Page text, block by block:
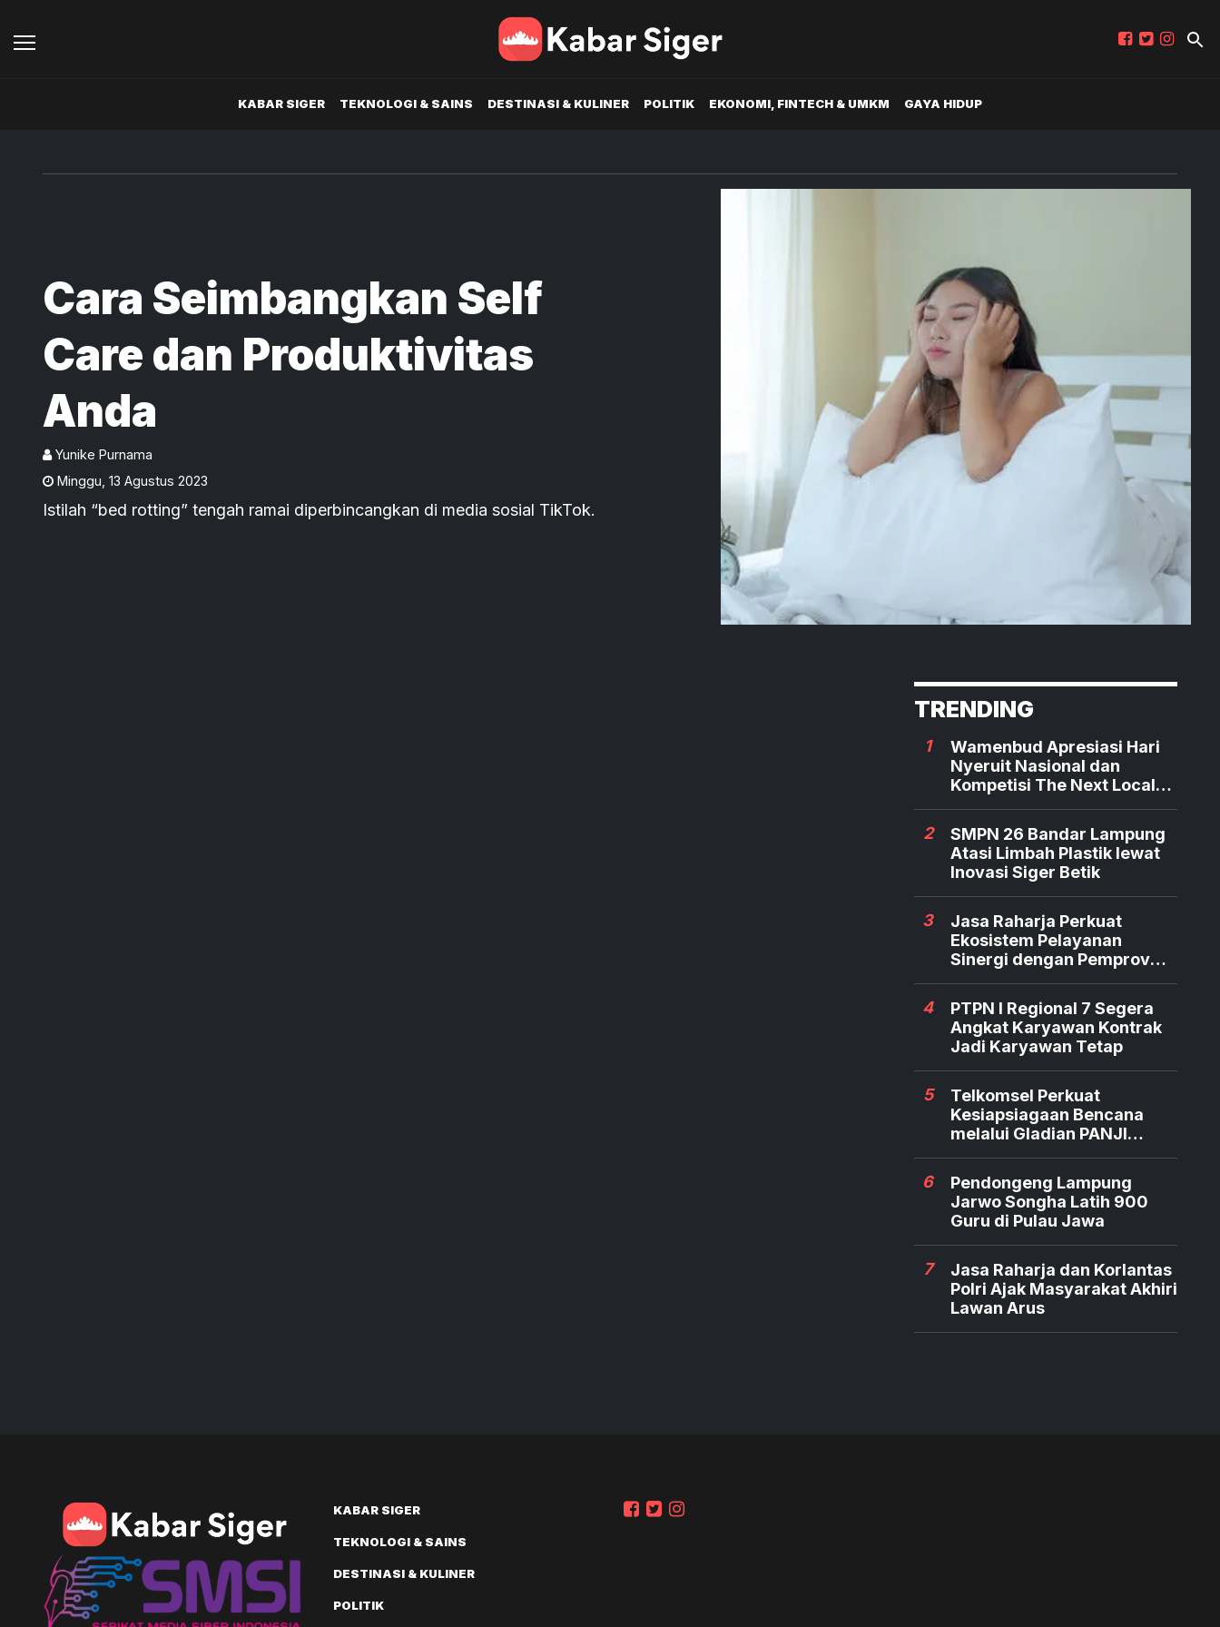
KABAR SIGER TEKNOLOGI & SAINS DESTINASI & KULINER POLITIK EKONOMI, FINTECH & UMKM GAYA HIDUP
Cara Seimbangkan Self
Care dan Produktivitas
Anda
Yunike Purnama
Minggu 13 Agustus 2023
Istilah “bed rotting” tengah ramai diperbincangkan di media sosial TikTok.
TRENDING
1
Wamenbud Apresiasi Hari
Nyeruit Nasional dan
Kompetisi The Next Local
2
SMPN 26 Bandar Lampung
Atasi Limbah Plastik lewat
Inovasi Siger Betik
3
Jasa Raharja Perkuat
Ekosistem Pelayanan
Sinergi dengan Pemprov
4
PTPN I Regional 7 Segera
Angkat Karyawan Kontrak
Jadi Karyawan Tetap
5
Telkomsel Perkuat
Kesiapsiagaan Bencana
melalui Gladian PANJI
6
Pendongeng Lampung
Jarwo Songha Latih 900
Guru di Pulau Jawa
7
Jasa Raharja dan Korlantas
Polri Ajak Masyarakat Akhiri
Lawan Arus
KABAR SIGER
TEKNOLOGI & SAINS
DESTINASI & KULINER
POLITIK